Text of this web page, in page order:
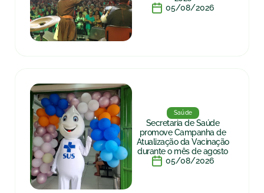
05/08/2026
Saúde
Secretaria de Saúde
promove Campanha de
Atualização da Vacinação
durante o mês de agosto
05/08/2026